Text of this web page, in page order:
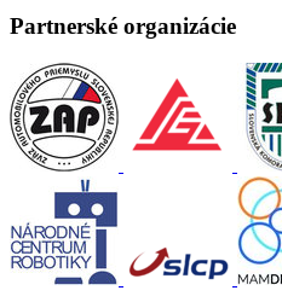
Partnerské organizácie